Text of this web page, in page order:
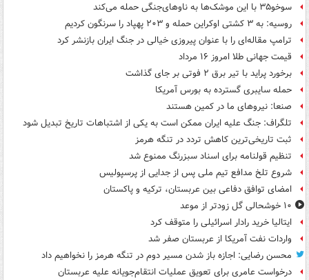
سوخو۳۵ با این موشک‌ها به ناوهای‌جنگی حمله می‌کند
روسیه: به ۳ کشتی اوکراین حمله و ۲۰۳ پهپاد را سرنگون کردیم
ترامپ مقاله‌ای را با عنوان پیروزی خیالی در جنگ ایران بازنشر کرد
قیمت جهانی طلا امروز ۱۶ مرداد
برخورد پراید با تیر برق ۲ فوتی بر جای گذاشت
حمله سایبری گسترده به بورس آمریکا
صنعا: نیروهای ما در کمین‌ هستند
تلگراف: جنگ علیه ایران ممکن است به یکی از اشتباهات تاریخ تبدیل شود
ثبت تاریخی‌ترین کاهش تردد در تنگه هرمز
تنظیم قولنامه برای اسناد سبزرنگ ممنوع شد
شروع تلخ مدافع تیم ملی پس از جدایی از پرسپولیس
امضای توافق دفاعی بین عربستان، ترکیه و پاکستان
۱۰ خوشحالی گل زودتر از موعد
ایتالیا خرید رادار اسرائیلی را متوقف کرد
واردات نفت آمریکا از عربستان صفر شد
محسن رضایی: اجازه باز شدن مسیر دوم در تنگه هرمز را نخواهیم داد
درخواست عامری برای تعویق عملیات انتقام‌جویانه علیه عربستان